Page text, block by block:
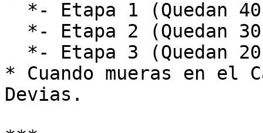
* Cuando mueras en el
Devias.